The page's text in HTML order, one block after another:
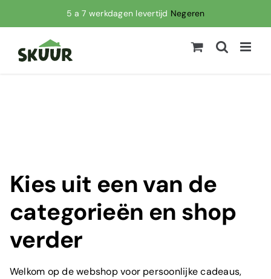
5 a 7 werkdagen levertijd Negeren
naar
Kies uit een van de
categorieën en shop
verder
Welkom op de webshop voor persoonlijke cadeaus,